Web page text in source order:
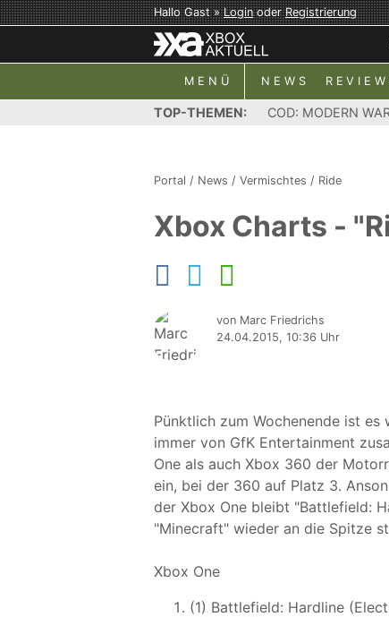
Hallo Gast »LoginoderRegistrierung
MENÜ NEWS
TOP-THEMEN: COD: MODERN
Portal / News / Vermischtes / Ride
Xbox Charts -
von Marc Friedrichs
24.04.2015, 10:36 Uhr
Pünktlich zum Wochenende ist
immer von GfK Entertainment
One als auch Xbox 360 der
ein, bei der 360 auf Platz 3.
der Xbox One bleibt "Battlefield:
"Minecraft" wieder an die Spitze
Xbox One
(1) Battlefield: Hardline